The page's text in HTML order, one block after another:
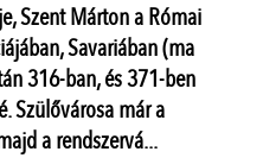
Szent Márton a Római
Savariában (ma
316-ban, és 371-ben
Szülővárosa már a
a rendszervá...